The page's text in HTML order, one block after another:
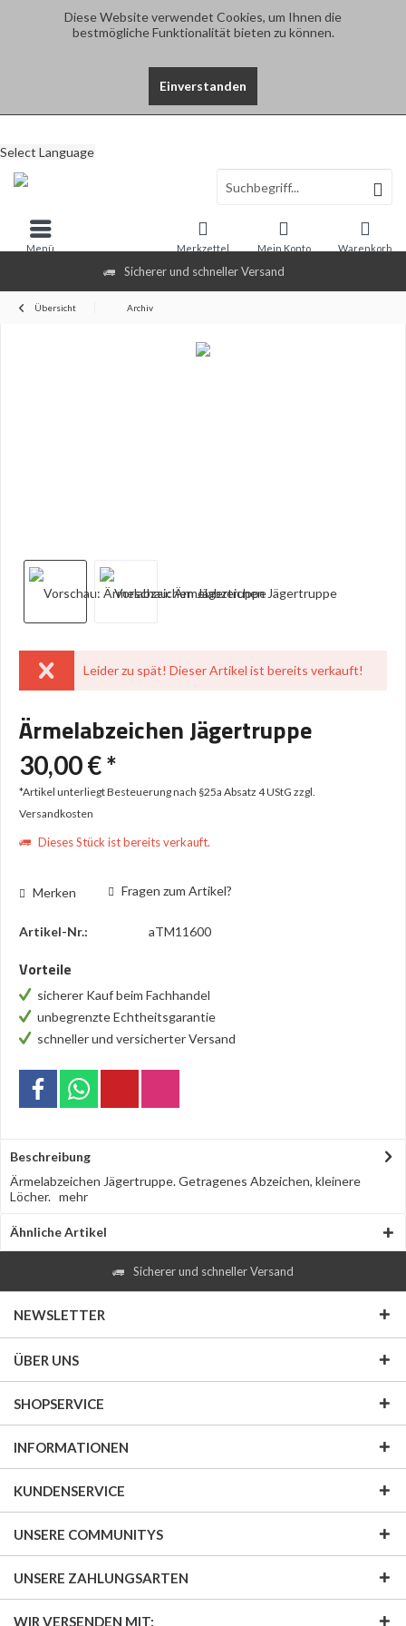
Diese Website verwendet Cookies, um Ihnen die
bestmögliche Funktionalität bieten zu können.
Einverstanden
Sicherer und schneller Versand
Select Language
Warenkorb
Merkzettel Mein Konto
Menü
Übersicht Archiv
Leider zu spät! Dieser Artikel ist bereits verkauft!
Ärmelabzeichen Jägertruppe
30,00 € *
*Artikel unterliegt Besteuerung nach §25a Absatz 4 UStG zzgl.
Versandkosten
Dieses Stück ist bereits verkauft.
Merken Fragen zum Artikel?
Artikel-Nr.: aTM11600
Vorteile
sicherer Kauf beim Fachhandel
unbegrenzte Echtheitsgarantie
schneller und versicherter Versand
Beschreibung
Ärmelabzeichen Jägertruppe. Getragenes Abzeichen, kleinere
Löcher. mehr
Ähnliche Artikel
Sicherer und schneller Versand
NEWSLETTER
ÜBER UNS
SHOPSERVICE
INFORMATIONEN
KUNDENSERVICE
UNSERE COMMUNITYS
UNSERE ZAHLUNGSARTEN
WIR VERSENDEN MIT: